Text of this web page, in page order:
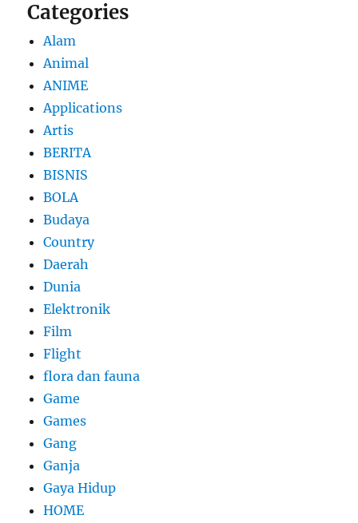
Categories
Alam
Animal
ANIME
Applications
Artis
BERITA
BISNIS
BOLA
Budaya
Country
Daerah
Dunia
Elektronik
Film
Flight
flora dan fauna
Game
Games
Gang
Ganja
Gaya Hidup
HOME